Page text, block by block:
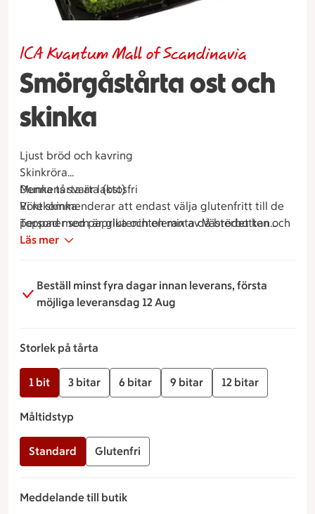
Smörgåstårta ost och
skinka
ICA Kvantum Mall of Scandinavia
Ljust bröd och kavring
Skinkröra
Munkens svarta (ost)
Rökt skinka
Toppad med paprika och en mix av Västerbotten och
persilja
Denna tårta är laktosfri
Vi rekommenderar att endast välja glutenfritt till de
personer som är glutenintoleranta då brödet kan
upplevas mindre saftigt.
Läs mer
Beställ minst fyra dagar innan leverans, första
möjliga leveransdag 12 Aug
Storlek på tårta
1 bit 3 bitar 6 bitar 9 bitar 12 bitar
Måltidstyp
Standard Glutenfri
Meddelande till butik